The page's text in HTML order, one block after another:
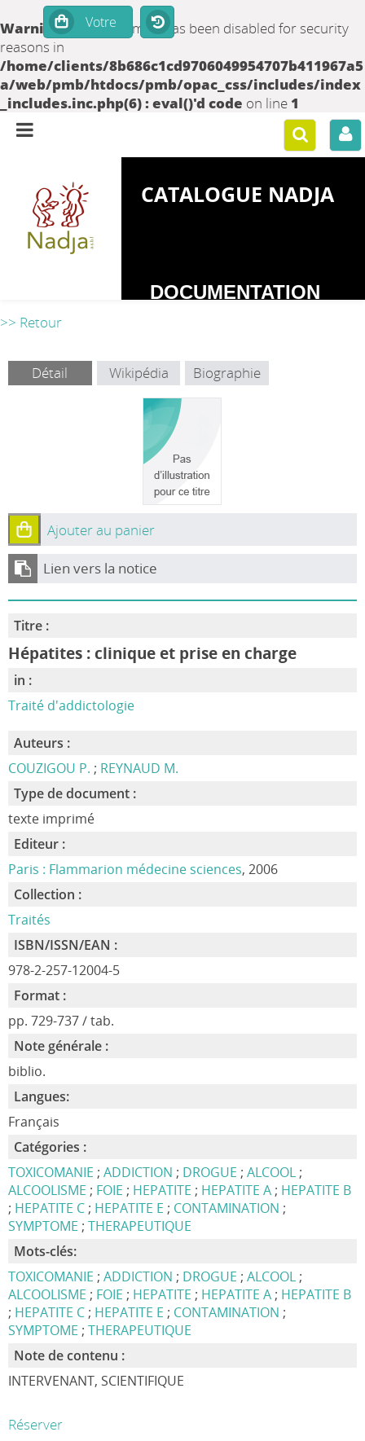
Warning: set_time_limit() has been disabled for security
reasons in
/home/clients/8b686c1cd9706049954707b411967a5
a/web/pmb/htdocs/pmb/opac_css/includes/index
_includes.inc.php(6) : eval()'d code on line 1
CATALOGUE NADJA
DOCUMENTATION
>> Retour
Détail Wikipédia Biographie
Ajouter au panier
Lien vers la notice
Titre :
Hépatites : clinique et prise en charge
in :
Traité d'addictologie
Auteurs :
COUZIGOU P. ; REYNAUD M.
Type de document :
texte imprimé
Editeur :
Paris : Flammarion médecine sciences, 2006
Collection :
Traités
ISBN/ISSN/EAN :
978-2-257-12004-5
Format :
pp. 729-737 / tab.
Note générale :
biblio.
Langues:
Français
Catégories :
TOXICOMANIE ; ADDICTION ; DROGUE ; ALCOOL;
ALCOOLISME ; FOIE ; HEPATITE ; HEPATITE A; HEPATITE B
; HEPATITE C; HEPATITE E ; CONTAMINATION ;
SYMPTOME ; THERAPEUTIQUE
Mots-clés:
TOXICOMANIE ; ADDICTION ; DROGUE ; ALCOOL ;
ALCOOLISME ; FOIE ; HEPATITE ; HEPATITE A ; HEPATITE B
; HEPATITE C ; HEPATITE E ; CONTAMINATION ;
SYMPTOME ; THERAPEUTIQUE
Note de contenu :
INTERVENANT, SCIENTIFIQUE
Réserver